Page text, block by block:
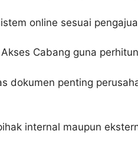
online sesuai
Cabang guna
dokumen penting
internal maupun